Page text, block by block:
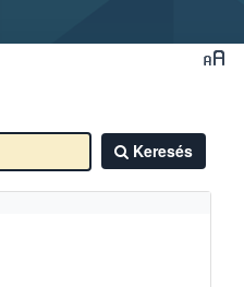
Keresés